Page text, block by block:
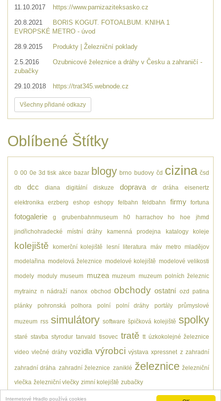
Internetové Hradlo používá cookies
11.10.2017 https://www.parnizaziteksasko.cz
20.8.2021
BORIS KOGUT. FOTOALBUM. KNIHA 1
EVROPSKÉ METRO - úvod
28.9.2015 Produkty | Železniční poklady
2.5.2016
Ozubnicové železnice a dráhy v Česku a zahraničí -
zubačky
29.10.2018 https://trat345.webnode.cz
Všechny přidané odkazy
Oblíbené Štítky
0 00 0e 3d tisk akce bazar blogy brno budovy čd cizina čsd
db dcc diana digitální diskuze doprava dr dráha eisenertz
elektronika erzberg eshop eshopy felbahn feldbahn firmy fortuna
fotogalerie g grubenbahnmuseum h0 harrachov ho hoe jhmd
jindřichohradecké místní dráhy kamenná prodejna katalogy koleje
kolejiště komerční kolejiště lesní literatura máv metro mladějov
modelařina modelová železnice modelové kolejiště modelové velikosti
modely moduly museum muzea muzeum muzeum polních železnic
mytrainz n nádraží nanox obchod obchody ostatní ozd patina
plánky pohronská polhora polní polní dráhy portály průmyslové
muzeum rss simulátory software špičková kolejiště spolky
staré stavba styrodur tanvald tisovec tratě tt úzkokolejné železnice
video vlečné dráhy vozidla výrobci výstava xpressnet z zahradní
zahradní dráha zahradní železnice zaniklé železnice železniční
vlečka železniční vlečky zimní kolejiště zubačky